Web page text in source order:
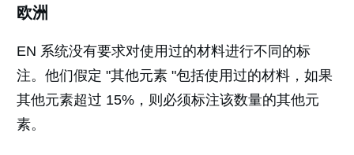
欧洲
EN 系统没有要求对使用过的材料进行不同的标
注。他们假定 "其他元素 "包括使用过的材料，如果
其他元素超过 15%，则必须标注该数量的其他元
素。